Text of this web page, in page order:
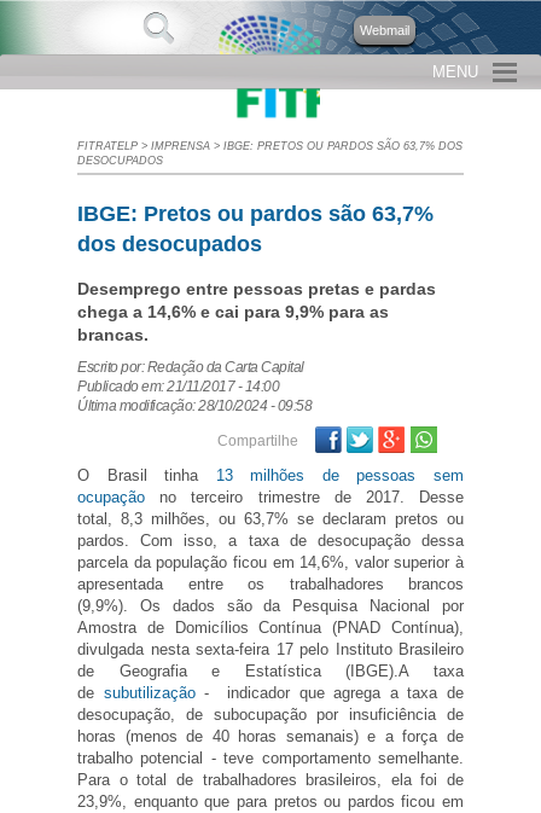
Webmail
MENU
FITRATELP > IMPRENSA > IBGE: PRETOS OU PARDOS SÃO 63,7% DOS
DESOCUPADOS
IBGE: Pretos ou pardos são 63,7%
dos desocupados
Desemprego entre pessoas pretas e pardas
chega a 14,6% e cai para 9,9% para as
brancas.
Escrito por: Redação da Carta Capital
Publicado em: 21/11/2017 - 14:00
Última modificação: 28/10/2024 - 09:58
Compartilhe Facebook
TwitterGoogle Plus
O Brasil tinha 13 milhões de pessoas sem
ocupação no terceiro trimestre de 2017. Desse
total, 8,3 milhões, ou 63,7% se declaram pretos ou
pardos. Com isso, a taxa de desocupação dessa
parcela da população ficou em 14,6%, valor superior à
apresentada entre os trabalhadores brancos
(9,9%). Os dados são da Pesquisa Nacional por
Amostra de Domicílios Contínua (PNAD Contínua),
divulgada nesta sexta-feira 17 pelo Instituto Brasileiro
de Geografia e Estatística (IBGE).A taxa
de subutilização- indicador que agrega a taxa de
desocupação, de subocupação por insuficiência de
horas (menos de 40 horas semanais) e a força de
trabalho potencial - teve comportamento semelhante.
Para o total de trabalhadores brasileiros, ela foi de
23,9%, enquanto que para pretos ou pardos ficou em